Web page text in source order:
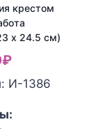
крестом
x 24.5 см)
₽
И-1386